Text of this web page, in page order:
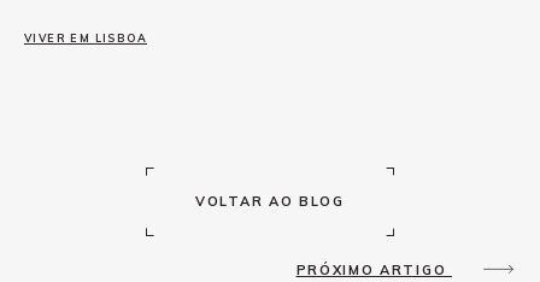
VIVER EM LISBOA
VOLTAR AO BLOG
PRÓXIMO ARTIGO